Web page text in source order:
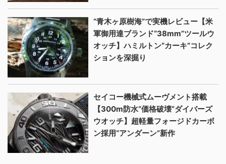
“青木ヶ原樹海”で実機レビュー【米
軍御用達ブランド“38mm”ツールウ
オッチ】ハミルトン“カーキ”コレク
ションを深掘り
セイコー機械式ムーヴメント搭載
【300m防水“価格破壊”ダイバーズ
ウオッチ】超軽量フォージドカーボ
ン採用“アンダーン”新作